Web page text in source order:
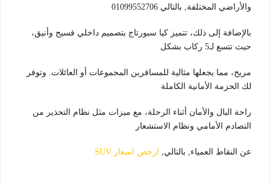
والأراضي المختلفة, بالتالي 01099552706
بالإضافة إلى ذلك، تتميز كيا سبورتاج بتصميم داخلي فسيح وأنيق،
حيث تتسع لـ5 ركاب بشكل
مريح، مما يجعلها مثالية للمسافرين المجموعات أو العائلات. وتوفر
لك الحزمة الأمانية الكاملة
راحة البال والأمان أثناء الرحلة، مع ميزات مثل نظام التحذير من
التصادم الأمامي ونظام الاستشعار
عن النقاط العمياء, بالتالي, ارخص اسعار SUV